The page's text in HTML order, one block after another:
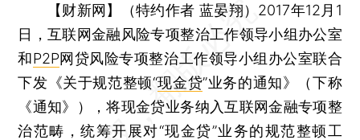
【财新网】（特约作者 蓝晏翔） 2017年12月1
日，互联网金融风险专项整治工作领导小组办公室
和P2P网贷风险专项整治工作领导小组办公室联合
下发《关于规范整顿“现金贷”业务的通知》（下称
《通知》），将现金贷业务纳入互联网金融专项整
治范畴，统筹开展对“现金贷”业务的规范整顿工